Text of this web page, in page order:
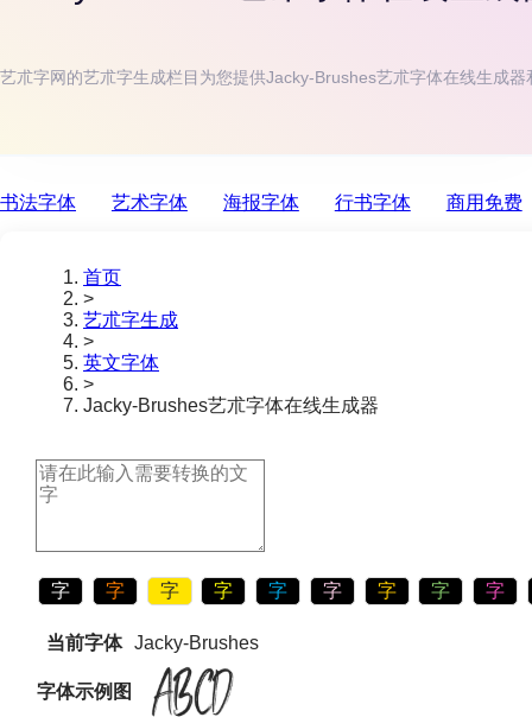
艺朮字网的艺朮字生成栏目为您提供Jacky-Brushes艺朮字体在线生成器
书法字体 艺术字体 海报字体 行书字体 商用免费
首页
>
艺朮字生成
>
英文字体
>
Jacky-Brushes艺朮字体在线生成器
字 字 字 字 字 字 字 字 字
当前字体 Jacky-Brushes
字体示例图